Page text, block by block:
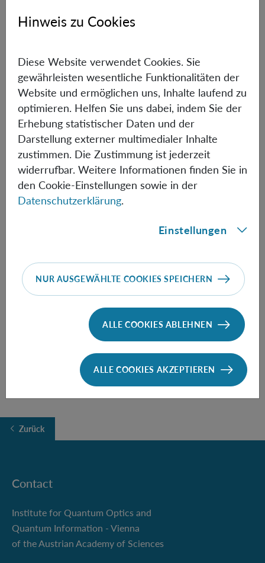
body systems.
fluid components can cause the emergence of travelling
waves through PT symmetry-breaking phase transitions.
We show that fluctuations not only inflate, as in
equilibrium criticality, but also develop an asymptotically
increasing time-reversal asymmetry [2]. Second, we
introduce nonreciprocal coupling in the XY model, where
nonreciprocity can lead to the formation of true long-
range order [3], but can also induce spatiotemporal chaos
that can be regarded as a source of self-generated noise.
[2] Suchanek, Kroy, and Loos, PRE (2023), PRE (2023), and PRL (2023).
Informationen
Sarah Loos(University of Cambridge, UK)
Zurück
Contact
Institute for Quantum Optics and
Quantum Information - Vienna
of the Austrian Academy of Sciences
Hinweis zu Cookies
Diese Website verwendet Cookies. Sie
gewährleisten wesentliche Funktionalitäten der
Website und ermöglichen uns, Inhalte laufend zu
optimieren. Helfen Sie uns dabei, indem Sie der
Erhebung statistischer Daten und der
Darstellung externer multimedialer Inhalte
zustimmen. Die Zustimmung ist jederzeit
widerrufbar. Weitere Informationen finden Sie in
den Cookie-Einstellungen sowie in der
Datenschutzerklärung.
Einstellungen
NUR AUSGEWÄHLTE COOKIES SPEICHERN
ALLE COOKIES ABLEHNEN
ALLE COOKIES AKZEPTIEREN